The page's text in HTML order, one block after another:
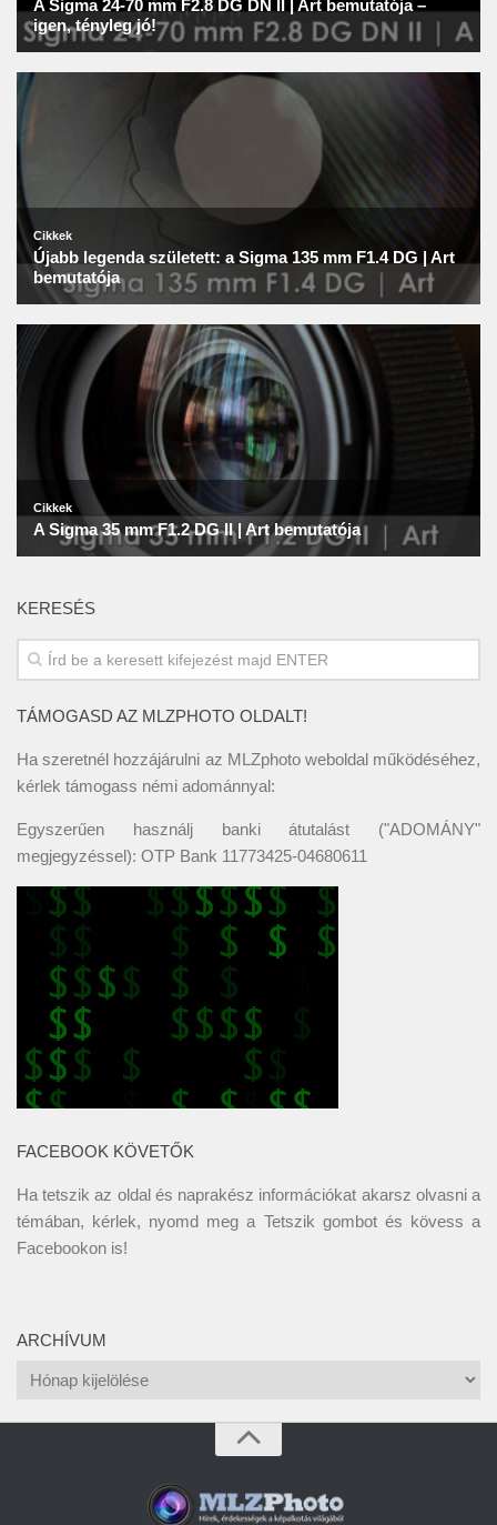
KERESÉS
TÁMOGASD AZ MLZPHOTO OLDALT!
Ha szeretnél hozzájárulni az MLZphoto weboldal működéséhez,
kérlek támogass némi adománnyal:
Egyszerűen használj banki átutalást ("ADOMÁNY"
megjegyzéssel): OTP Bank 11773425-04680611
FACEBOOK KÖVETŐK
Ha tetszik az oldal és naprakész információkat akarsz olvasni a
témában, kérlek, nyomd meg a Tetszik gombot és kövess a
Facebookon is!
ARCHÍVUM
Archívum